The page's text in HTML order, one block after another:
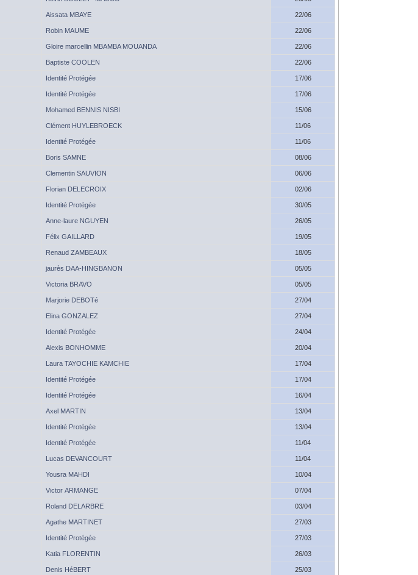
Aissata MBAYE
22/06
Robin MAUME
22/06
Gloire marcellin MBAMBA MOUANDA
22/06
Baptiste COOLEN
22/06
Identité Protégée
17/06
Identité Protégée
17/06
Mohamed BENNIS NISBI
15/06
Clément HUYLEBROECK
11/06
Identité Protégée
11/06
Boris SAMNE
08/06
Clementin SAUVION
06/06
Florian DELECROIX
02/06
Identité Protégée
30/05
Anne-laure NGUYEN
26/05
Félix GAILLARD
19/05
Renaud ZAMBEAUX
18/05
jaurès DAA-HINGBANON
05/05
Victoria BRAVO
05/05
Marjorie DEBOTé
27/04
Elina GONZALEZ
27/04
Identité Protégée
24/04
Alexis BONHOMME
20/04
Laura TAYOCHIE KAMCHIE
17/04
Identité Protégée
17/04
Identité Protégée
16/04
Axel MARTIN
13/04
Identité Protégée
13/04
Identité Protégée
11/04
Lucas DEVANCOURT
11/04
Yousra MAHDI
10/04
Victor ARMANGE
07/04
Roland DELARBRE
03/04
Agathe MARTINET
27/03
Identité Protégée
27/03
Katia FLORENTIN
26/03
Denis HéBERT 25/03